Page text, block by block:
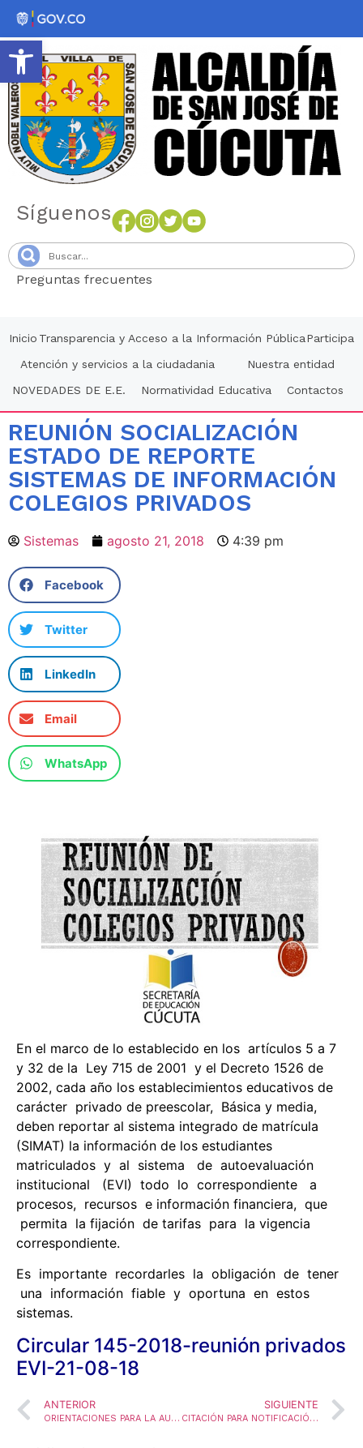
Abrir barra de herramientas
Síguenos
Preguntas frecuentes
Inicio Transparencia y Acceso a la Información PúblicaParticipa
Atención y servicios a la ciudadania
Nuestra entidad
NOVEDADES DE E.E.
Normatividad Educativa Contactos
REUNIÓN SOCIALIZACIÓN
ESTADO DE REPORTE
SISTEMAS DE INFORMACIÓN
COLEGIOS PRIVADOS
Sistemas agosto 21, 2018 4:39 pm
Facebook
Twitter
LinkedIn
Email
WhatsApp
En el marco de lo establecido en los artículos 5 a 7
y 32 de la Ley 715 de 2001 y el Decreto 1526 de
2002, cada año los establecimientos educativos de
carácter privado de preescolar, Básica y media,
deben reportar al sistema integrado de matrícula
(SIMAT) la información de los estudiantes
matriculados y al sistema de autoevaluación
institucional (EVI) todo lo correspondiente a
procesos, recursos e información financiera, que
permita la fijación de tarifas para la vigencia
correspondiente.
Es importante recordarles la obligación de tener
una información fiable y oportuna en estos
sistemas.
Circular 145-2018-reunión privados
EVI-21-08-18
ANTERIOR
ORIENTACIONES PARA LA AUTOEVALUACIÓN AÑO 2018
SIGUIENTE
CITACIÓN PARA NOTIFICACIÓN DE PRESTACIONES PARA EL PERSONAL DOCENTE